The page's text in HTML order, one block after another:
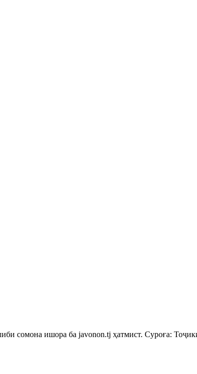
сомона ишора ба javonon.tj ҳатмист. Суроға: